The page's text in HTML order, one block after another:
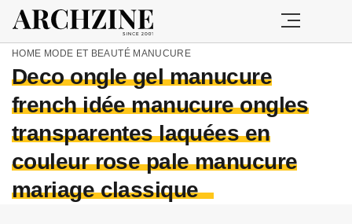
HOME MODE ET BEAUTÉ MANUCURE
Deco ongle gel manucure
french idée manucure ongles
transparentes laquées en
couleur rose pale manucure
mariage classique